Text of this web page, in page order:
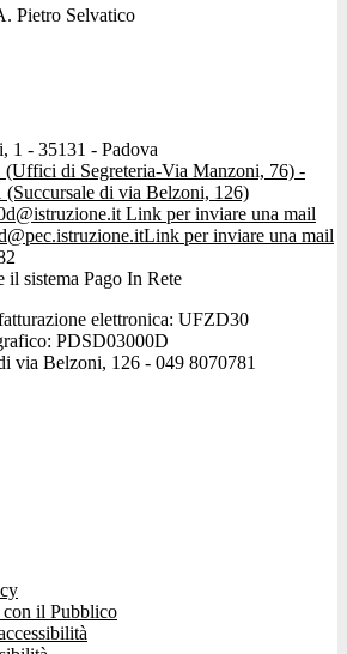
Pietro Selvatico
1 - 35131 - Padova
(Uffici di Segreteria-Via Manzoni, 76) -
(Succursale di via Belzoni, 126)
Link per inviare una mail
Link per inviare una mail
sistema Pago In Rete
elettronica: UFZD30
PDSD03000D
via Belzoni, 126 - 049 8070781
il Pubblico